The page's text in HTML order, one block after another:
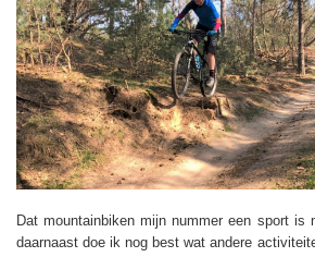
Dat mountainbiken mijn nummer een sport is
daarnaast doe ik nog best wat andere